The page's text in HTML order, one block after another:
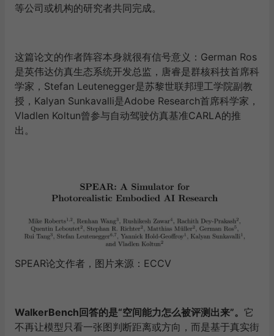
等公司或机构的研究者共同完成。
这篇论文的作者阵容本身就很有信号意义：German Ros
是英伟达仿真生态系统开发总监，唐睿是群核科技首席科
学家，Stefan Leutenegger是苏黎世联邦理工学院副教
授，Kalyan Sunkavalli是Adobe Research首席科学家，
Vladlen Koltun曾参与自动驾驶仿真基准CARLA的推
出。
SPEAR论文作者，图片来源：ECCV
WalkerBench回答的是“空间能力怎么被评测出来”。 它
不再让模型只看一张图判断距离或方向，而是基于真实街